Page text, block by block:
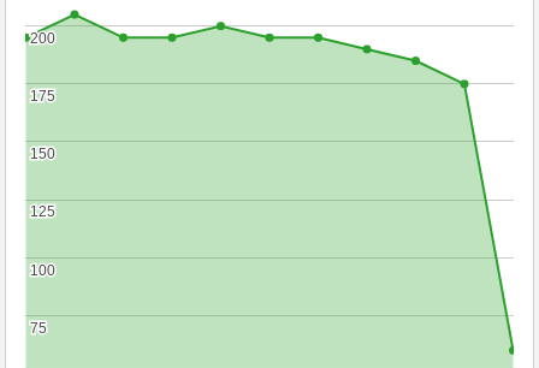
75
75
100
100
125
125
150
150
175
175
200
200